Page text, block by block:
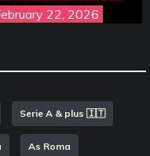
22, 2026
Serie A & plus 🇮🇹
As Roma